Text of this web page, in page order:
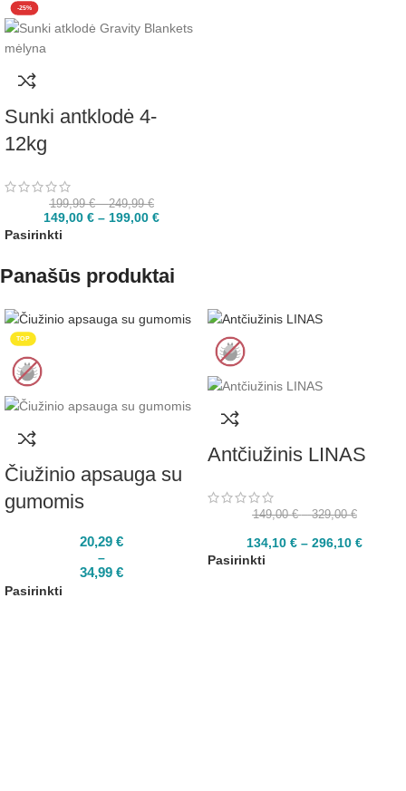
-25%
Sunki antklodė 4-
12kg
199,99€–249,99€
149,00 € – 199,00 €
Pasirinkti
Panašūs produktai
TOP
Čiužinio apsauga su
gumomis
20,29 €
–
34,99 €
Pasirinkti
Antčiužinis LINAS
149,00€ – 329,00€
134,10 € – 296,10 €
Pasirinkti